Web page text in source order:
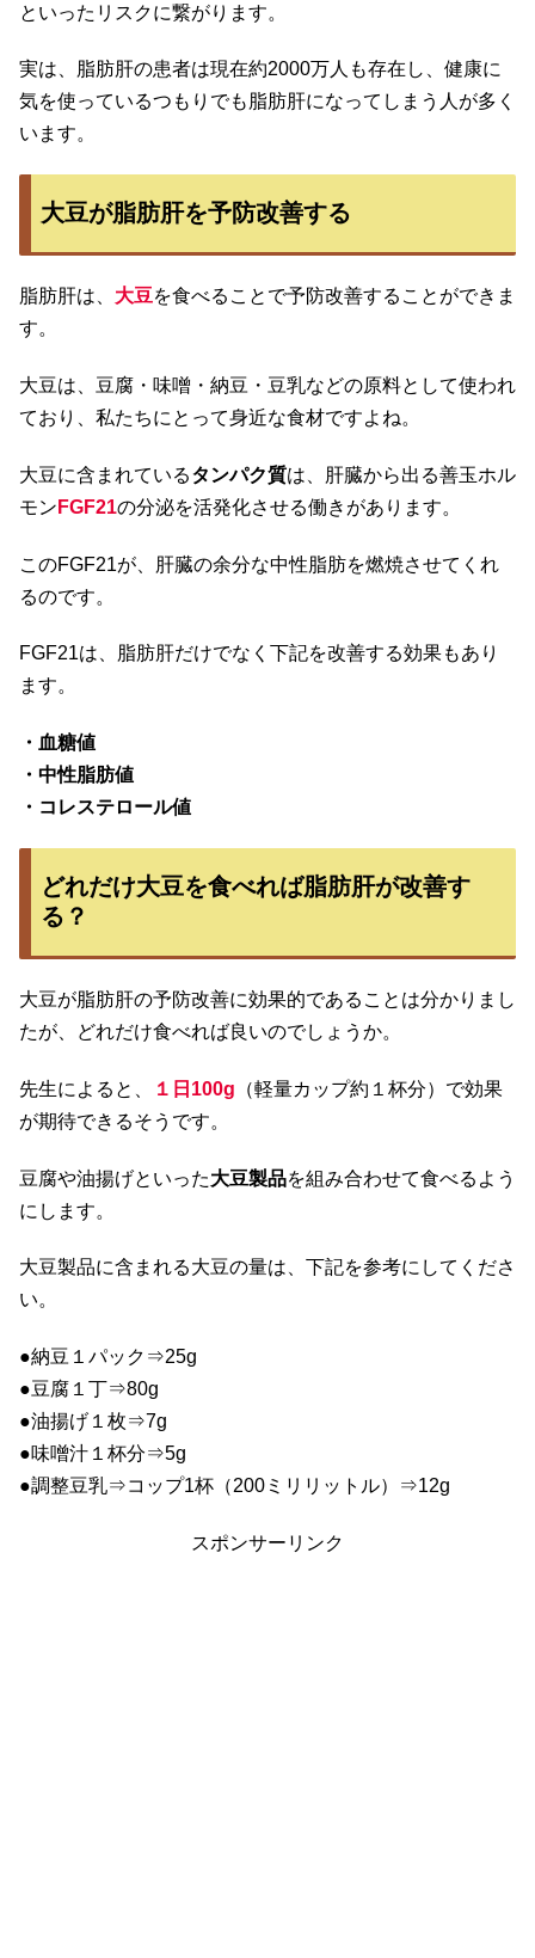
といったリスクに繋がります。
実は、脂肪肝の患者は現在約2000万人も存在し、健康に
気を使っているつもりでも脂肪肝になってしまう人が多く
います。
大豆が脂肪肝を予防改善する
脂肪肝は、 大豆を食べることで予防改善することができま
す。
大豆は、豆腐・味噌・納豆・豆乳などの原料として使われ
ており、私たちにとって身近な食材ですよね。
大豆に含まれているタンパク質は、肝臓から出る善玉ホル
モン FGF21の分泌を活発化させる働きがあります。
このFGF21が、肝臓の余分な中性脂肪を燃焼させてくれ
るのです。
FGF21は、脂肪肝だけでなく下記を改善する効果もあり
ます。
・血糖値
・中性脂肪値
・コレステロール値
どれだけ大豆を食べれば脂肪肝が改善す
る？
大豆が脂肪肝の予防改善に効果的であることは分かりまし
たが、どれだけ食べれば良いのでしょうか。
先生によると、 １日100g （軽量カップ約１杯分）で効果
が期待できるそうです。
豆腐や油揚げといった大豆製品を組み合わせて食べるよう
にします。
大豆製品に含まれる大豆の量は、下記を参考にしてくださ
い。
●納豆１パック⇒25g
●豆腐１丁⇒80g
●油揚げ１枚⇒7g
●味噌汁１杯分⇒5g
●調整豆乳⇒コップ1杯（200ミリリットル）⇒12g
スポンサーリンク